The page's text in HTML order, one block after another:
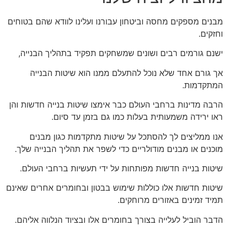
מבנים מספקים מחסה וביטחון עבורנו ועלינו לוודא שהם בטוחים
וחזקים.
ישנם גורמים רבים ושונים שמשחקים תפקיד בתהליך הבנייה,
אך גורם אחד שלא נוכל להתעלם ממנו הוא שיטות הבנייה
המתקדמות.
הרבה מדינות ברחבי העולם כבר אימצו שיטות בנייה חדשות והן
ראו ירידה משמעותית בעלות כמו גם בזמן עד סיום.
אנו ממליצים לך להסתכל על שיטות מתקדמות כגון מבנים
מוכנים או מבנים מודולריים כדי לשפר את תהליך הבנייה שלך.
שיטות בנייה חדשות מפותחות על ידי תעשיות ברחבי העולם.
שיטות חדשות אלו כוללות שימוש בבטון ובחומרים אחרים שאינם
תמיד זמינים באזורים מרוחקים.
הדבר הוביל לעלייה בצורך בחומרים אלו ובציוד הנלווה אליהם.